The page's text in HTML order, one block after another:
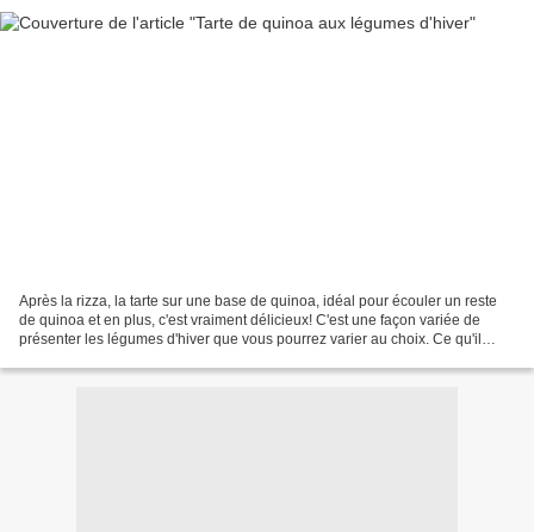
Après la rizza, la tarte sur une base de quinoa, idéal pour écouler un reste
de quinoa et en plus, c'est vraiment délicieux! C'est une façon variée de
présenter les légumes d'hiver que vous pourrez varier au choix. Ce qu'il